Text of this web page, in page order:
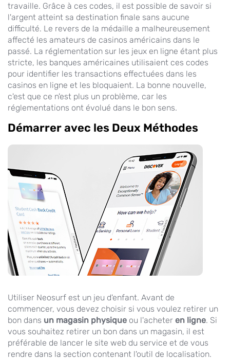
travaille. Grâce à ces codes, il est possible de savoir si
l'argent atteint sa destination finale sans aucune
difficulté. Le revers de la médaille a malheureusement
affecté les amateurs de casinos américains dans le
passé. La réglementation sur les jeux en ligne étant plus
stricte, les banques américaines utilisaient ces codes
pour identifier les transactions effectuées dans les
casinos en ligne et les bloquaient. La bonne nouvelle,
c'est que ce n'est plus un problème, car les
réglementations ont évolué dans le bon sens.
Démarrer avec les Deux Méthodes
Utiliser Neosurf est un jeu d'enfant. Avant de
commencer, vous devez choisir si vous voulez retirer un
bon dans un magasin physique ou l'acheter en ligne. Si
vous souhaitez retirer un bon dans un magasin, il est
préférable de lancer le site web du service et de vous
rendre dans la section contenant l'outil de localisation.